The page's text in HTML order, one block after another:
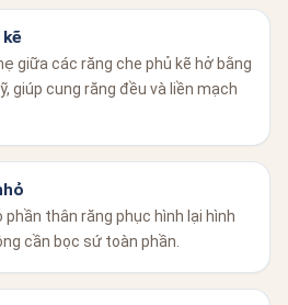
giữa các răng che phủ kẽ hở bằng
giúp cung răng đều và liền mạch
phần thân răng phục hình lại hình
cần bọc sứ toàn phần.